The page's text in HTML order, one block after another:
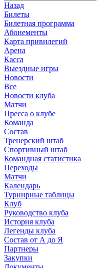
Назад
Билеты
Билетная программа
Абонементы
Карта привилегий
Арена
Касса
Выездные игры
Новости
Все
Новости клуба
Матчи
Пресса о клубе
Команда
Состав
Тренерский штаб
Спортивный штаб
Командная статистика
Переходы
Матчи
Календарь
Турнирные таблицы
Клуб
Руководство клуба
История клуба
Легенды клуба
Состав от А до Я
Партнеры
Закупки